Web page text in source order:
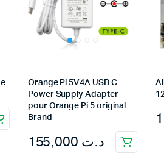
Orange Pi 5V4A USB C
Power Supply Adapter
pour Orange Pi 5 original
Brand
د.ت